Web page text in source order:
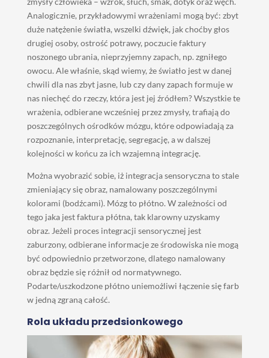
Analogicznie, przykładowymi wrażeniami mogą być: zbyt
duże natężenie światła, wszelki dźwięk, jak choćby głos
drugiej osoby, ostrość potrawy, poczucie faktury
noszonego ubrania, nieprzyjemny zapach, np. zgniłego
owocu. Ale właśnie, skąd wiemy, że światło jest w danej
chwili dla nas zbyt jasne, lub czy dany zapach formuje w
nas niechęć do rzeczy, która jest jej źródłem? Wszystkie te
wrażenia, odbierane wcześniej przez zmysły, trafiają do
poszczególnych ośrodków mózgu, które odpowiadają za
rozpoznanie, interpretację, segregację, a w dalszej
kolejności w końcu za ich wzajemną integrację.
Można wyobrazić sobie, iż integracja sensoryczna to stale
zmieniający się obraz, namalowany poszczególnymi
kolorami (bodźcami). Mózg to płótno. W zależności od
tego jaka jest faktura płótna, tak klarowny uzyskamy
obraz. Jeżeli proces integracji sensorycznej jest
zaburzony, odbierane informacje ze środowiska nie mogą
być odpowiednio przetworzone, dlatego namalowany
obraz będzie się różnił od normatywnego.
Podarte/uszkodzone płótno uniemożliwi łączenie się farb
w jedną zgraną całość.
Rola układu przedsionkowego